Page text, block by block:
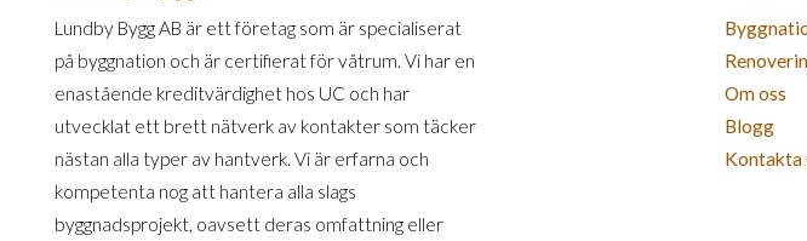
Lundby Bygg AB är ett företag som är specialiserat
på byggnation och är certifierat för våtrum. Vi har en
enastående kreditvärdighet hos UC och har
utvecklat ett brett nätverk av kontakter som täcker
nästan alla typer av hantverk. Vi är erfarna och
kompetenta nog att hantera alla slags
byggnadsprojekt, oavsett deras omfattning eller
Om oss
Blogg
Kontakta